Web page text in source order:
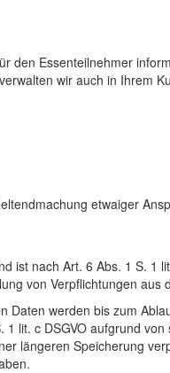
den Essenteilnehmer
wir auch in Ihrem
etwaiger
ist nach Art. 6 Abs. 1 S. 1
von Verpflichtungen aus
werden bis zum
lit. c DSGVO aufgrund
längeren Speicherung